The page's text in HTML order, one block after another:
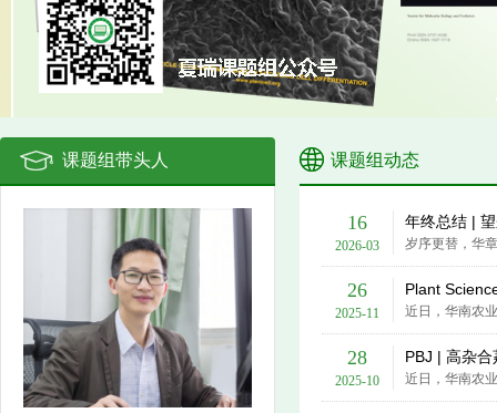
课题组带头人 课题组动态
16
2026-03
年终总结 |
26
2025-11
Plant
28
2025-10
PBJ | 高杂